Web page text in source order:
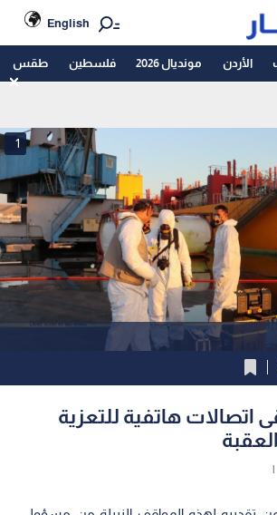
English
الأردن مونديال 2026 فلسطين طقس
1
اتصالات هاتفية للتعزية
|